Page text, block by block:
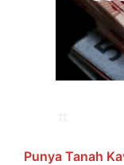
Punya Tanah